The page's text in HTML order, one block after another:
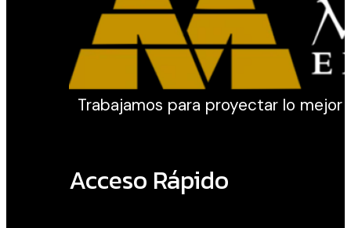
Trabajamos para proyectar lo
Acceso Rápido